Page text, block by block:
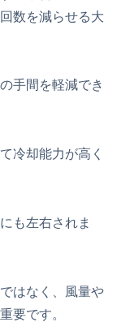
数を減らせる大
手間を軽減でき
冷却能力が高く
も左右されま
はなく、風量や
要です。